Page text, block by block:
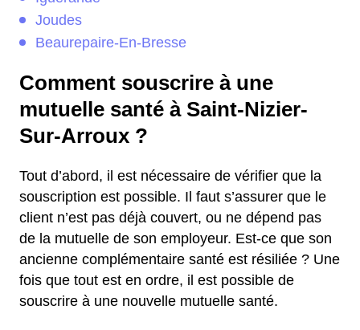
Joudes
Beaurepaire-En-Bresse
Comment souscrire à une
mutuelle santé à Saint-Nizier-
Sur-Arroux ?
Tout d’abord, il est nécessaire de vérifier que la
souscription est possible. Il faut s’assurer que le
client n’est pas déjà couvert, ou ne dépend pas
de la mutuelle de son employeur. Est-ce que son
ancienne complémentaire santé est résiliée ? Une
fois que tout est en ordre, il est possible de
souscrire à une nouvelle mutuelle santé.